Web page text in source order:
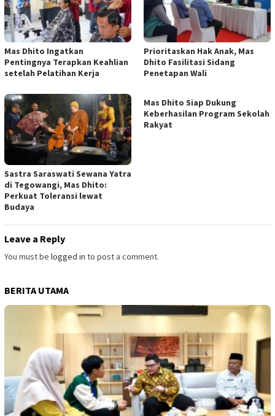
Mas Dhito Ingatkan
Pentingnya Terapkan Keahlian
setelah Pelatihan Kerja
Prioritaskan Hak Anak, Mas
Dhito Fasilitasi Sidang
Penetapan Wali
Sastra Saraswati Sewana Yatra
di Tegowangi, Mas Dhito:
Perkuat Toleransi lewat
Budaya
Mas Dhito Siap Dukung
Keberhasilan Program Sekolah
Rakyat
Leave a Reply
You must be logged in to post a comment.
BERITA UTAMA